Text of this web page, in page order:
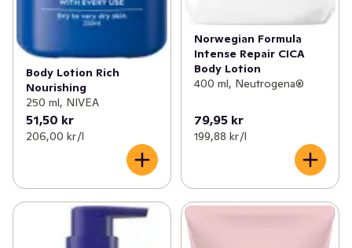
Body Lotion Rich
Nourishing
250 ml, NIVEA
51,50 kr
206,00 kr /l
Norwegian Formula
Intense Repair CICA
Body Lotion
400 ml, Neutrogena®
79,95 kr
199,88 kr /l